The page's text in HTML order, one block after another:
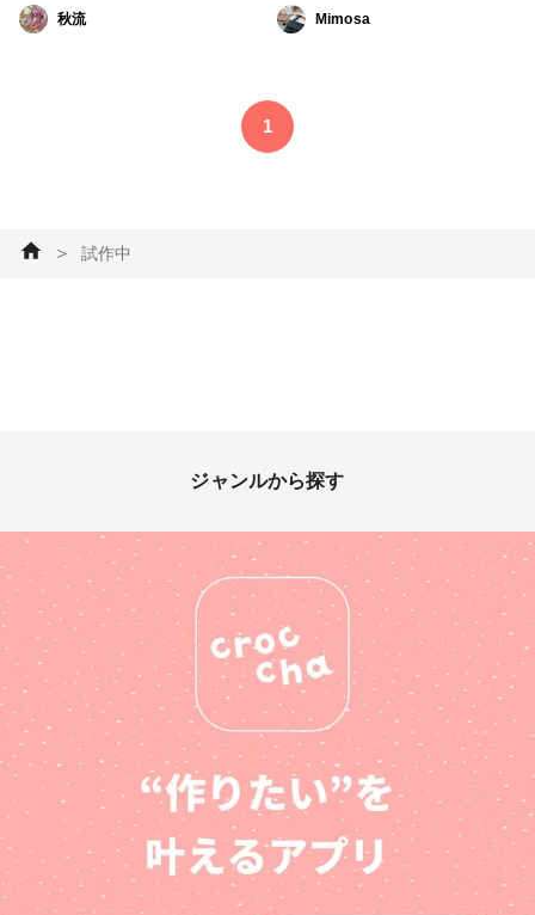
たものを ピカピカにしました
秋流
した🤣 次はフェイクレザーで
作ってみたいな。 キレイに作
ッグ・ポーチ #小物・雑貨 #試
作中 #ソーイング
Mimosa
1
＞ 試作中
ジャンルから探す